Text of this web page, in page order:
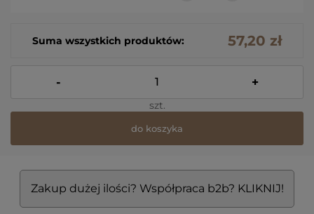
Suma wszystkich produktów: 57,20 zł
- +
szt.
do koszyka
Zakup dużej ilości? Współpraca b2b? KLIKNIJ!